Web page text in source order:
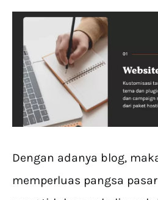
Dengan adanya blog,
memperluas pangsa